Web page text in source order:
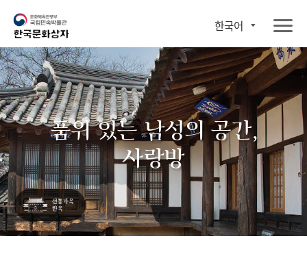
한국어
품위 있는 남성의 공간,
사랑방